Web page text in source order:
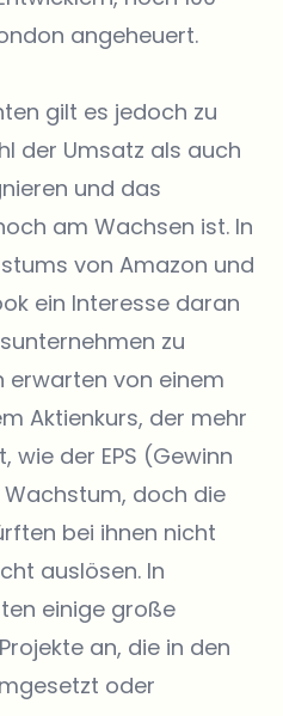
angeheuert.
gilt es jedoch zu
der Umsatz als auch
und das
am Wachsen ist. In
von Amazon und
ein Interesse daran
zu
erwarten von einem
Aktienkurs, der mehr
der EPS (Gewinn
doch die
bei ihnen nicht
auslösen. In
einige große
an, die in den
oder